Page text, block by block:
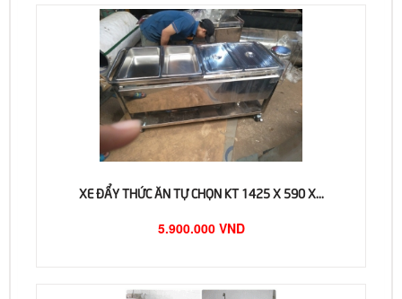
XE ĐẨY THỨC ĂN TỰ CHỌN KT 1425 X 590 X...
5.900.000 VND